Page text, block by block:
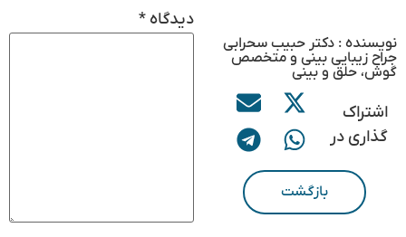
نویسنده : دکتر حبیب سحرابی
جراح زیبایی بینی و متخصص
گوش، حلق و بینی
اشتراک
گذاری در
بازگشت
دیدگاه *